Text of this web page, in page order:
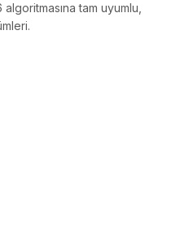
tam uyumlu,